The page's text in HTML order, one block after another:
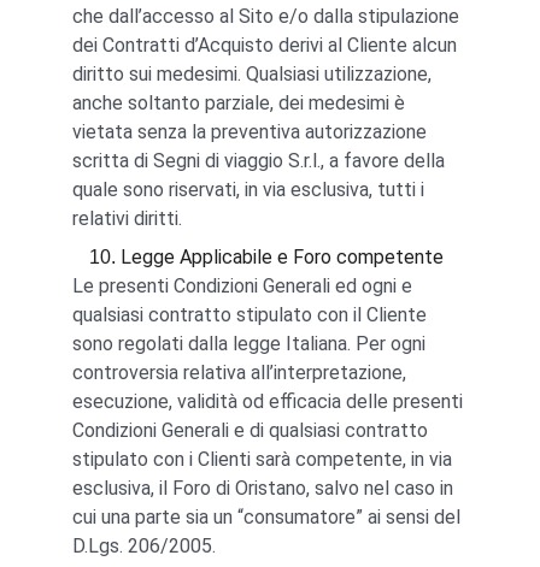
che dall’accesso al Sito e/o dalla stipulazione
dei Contratti d’Acquisto derivi al Cliente alcun
diritto sui medesimi. Qualsiasi utilizzazione,
anche soltanto parziale, dei medesimi è
vietata senza la preventiva autorizzazione
scritta di Segni di viaggio S.r.l., a favore della
quale sono riservati, in via esclusiva, tutti i
relativi diritti.
Legge Applicabile e Foro competente
Le presenti Condizioni Generali ed ogni e
qualsiasi contratto stipulato con il Cliente
sono regolati dalla legge Italiana. Per ogni
controversia relativa all’interpretazione,
esecuzione, validità od efficacia delle presenti
Condizioni Generali e di qualsiasi contratto
stipulato con i Clienti sarà competente, in via
esclusiva, il Foro di Oristano, salvo nel caso in
cui una parte sia un “consumatore” ai sensi del
D.Lgs. 206/2005.